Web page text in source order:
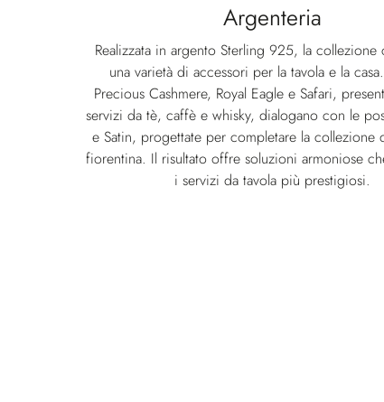
Argenteria
Realizzata in argento Sterling 925, la
una varietà di accessori per la tavola e la
Precious Cashmere, Royal Eagle e Safari,
servizi da tè, caffè e whisky, dialogano con le
e Satin, progettate per completare la collezione
fiorentina. Il risultato offre soluzioni armoniose
i servizi da tavola più prestigiosi.